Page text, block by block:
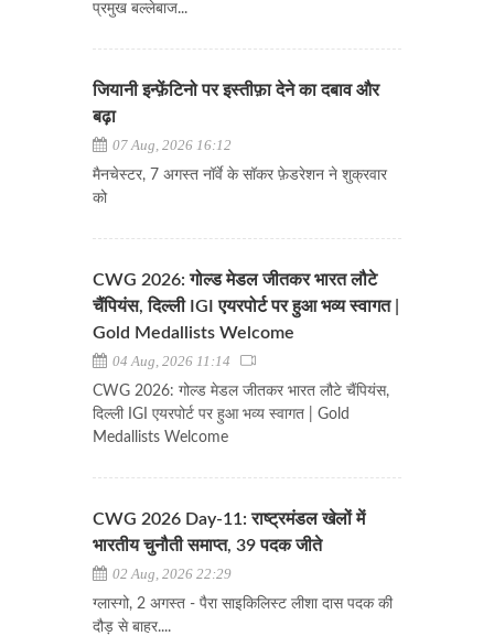
प्रमुख बल्लेबाज...
जियानी इन्फ़ेंटिनो पर इस्तीफ़ा देने का दबाव और
बढ़ा
07 Aug, 2026 16:12
मैनचेस्टर, 7 अगस्त नॉर्वे के सॉकर फ़ेडरेशन ने शुक्रवार
को
CWG 2026: गोल्ड मेडल जीतकर भारत लौटे
चैंपियंस, दिल्ली IGI एयरपोर्ट पर हुआ भव्य स्वागत |
Gold Medallists Welcome
04 Aug, 2026 11:14
CWG 2026: गोल्ड मेडल जीतकर भारत लौटे चैंपियंस,
दिल्ली IGI एयरपोर्ट पर हुआ भव्य स्वागत | Gold
Medallists Welcome
CWG 2026 Day-11: राष्ट्रमंडल खेलों में
भारतीय चुनौती समाप्त, 39 पदक जीते
02 Aug, 2026 22:29
ग्लास्गो, 2 अगस्त - पैरा साइकिलिस्ट लीशा दास पदक की
दौड़ से बाहर....